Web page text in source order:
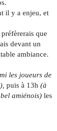
il y a enjeu, et
que
devant un
ambiance.
les joueurs de
puis à 13h (à
amiénois) les